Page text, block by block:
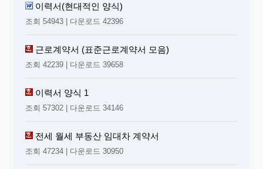
이력서(현대적인 양식)
조회 54943 | 다운로드 42396
근로계약서 (표준근로계약서 모음)
조회 42239 | 다운로드 39658
이력서 양식 1
조회 57302 | 다운로드 34146
전세 월세 부동산 임대차 계약서
조회 47234 | 다운로드 30950